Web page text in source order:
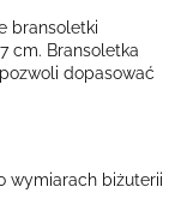
bransoletki
cm. Bransoletka
dopasować
wymiarach biżuterii